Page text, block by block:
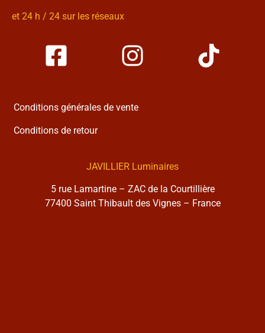
et 24 h / 24 sur les réseaux
Conditions générales de vente
Conditions de retour
JAVILLIER Luminaires
5 rue Lamartine – ZAC de la Courtillière
77400 Saint Thibault des Vignes – France